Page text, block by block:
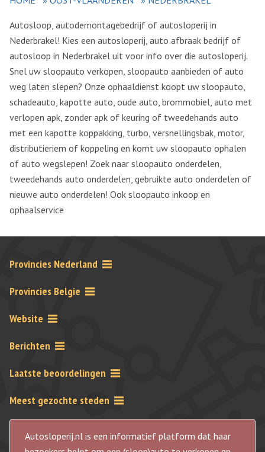
Autosloop, autodemontagebedrijf of autosloperij in
Nederbrakel! Kies een autosloperij, auto afbraak bedrijf of
autosloop in Nederbrakel uit voor info over die autosloperij.
Snel uw sloopauto verkopen, sloopauto aanbieden of auto
weg laten slepen? Onze ophaaldienst koopt uw sloopauto,
schadeauto, kapotte auto, oude auto, brommobiel, auto met
verlopen apk, zonder apk of keuring of tweedehands auto
met een kapotte koppakking, turbo, versnellingsbak, motor,
distributieriem of koppeling en komt uw sloopauto ophalen
of auto wegslepen! Zoek naar sloopauto onderdelen,
tweedehands auto onderdelen, gebruikte auto onderdelen of
nieuwe auto onderdelen! Ook sloopauto inkoop en
ophaalservice
Provincies Nederland
Provincies Belgie
Website
Berichten
Laatste beoordelingen
Meest gezochte steden
Autosloperij.nl is een informatief platform dat haar